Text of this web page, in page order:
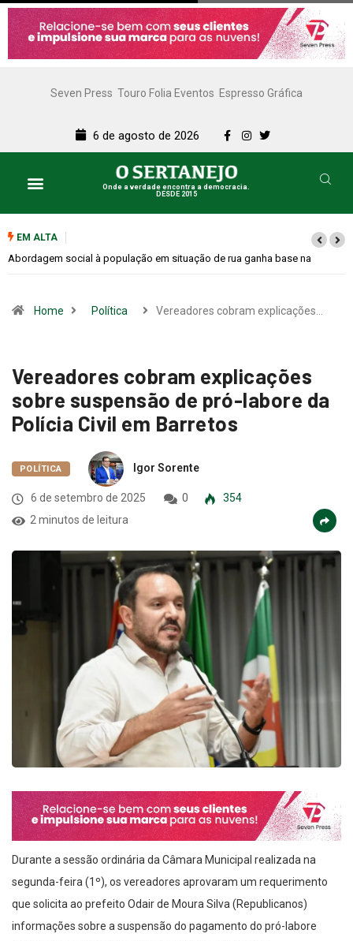
Seven Press Touro Folia Eventos Espresso Gráfica
6 de agosto de 2026
Onde a verdade encontra a democracia.
DESDE 2015
EM ALTA
Cemitérios terão horário especial e missas no Dia dos Pais
Home Política Vereadores cobram explicações…
Vereadores cobram explicações
sobre suspensão de pró-labore da
Polícia Civil em Barretos
POLÍTICA Igor Sorente
6 de setembro de 2025 0
354
2 minutos de leitura
Durante a sessão ordinária da Câmara Municipal realizada na
segunda-feira (1º), os vereadores aprovaram um requerimento
que solicita ao prefeito Odair de Moura Silva (Republicanos)
informações sobre a suspensão do pagamento do pró-labore